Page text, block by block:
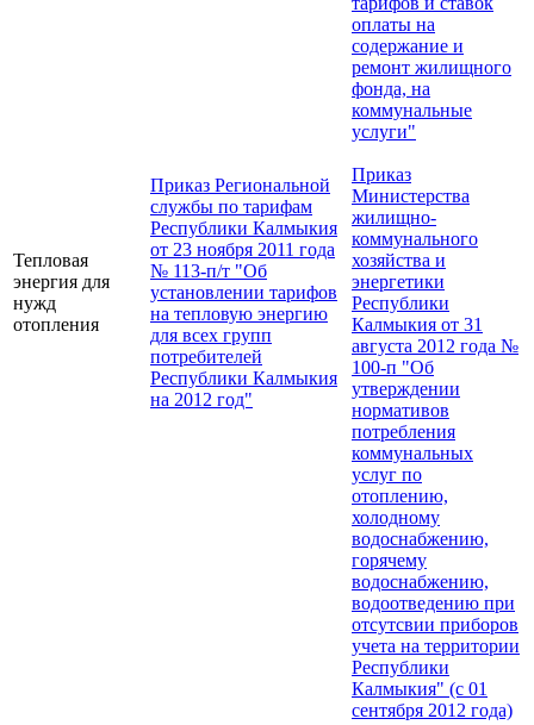
Тепловая
энергия для
нужд
отопления
Приказ Региональной
службы по тарифам
Республики Калмыкия
от 23 ноября 2011 года
№ 113-п/т "Об
установлении тарифов
на тепловую энергию
для всех групп
потребителей
Республики Калмыкия
на 2012 год"
оплаты на
содержание и
ремонт жилищного
фонда, на
коммунальные
услуги"
Приказ
Министерства
жилищно-
коммунального
хозяйства и
энергетики
Республики
Калмыкия от 31
августа 2012 года №
100-п "Об
утверждении
нормативов
потребления
коммунальных
услуг по
отоплению,
холодному
водоснабжению,
горячему
водоснабжению,
водоотведению при
отсутсвии приборов
учета на территории
Республики
Калмыкия" (с 01
сентября 2012 года)